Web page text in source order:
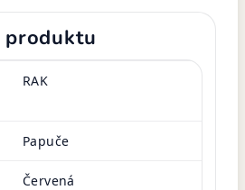
produktu
RAK
Papuče
Červená